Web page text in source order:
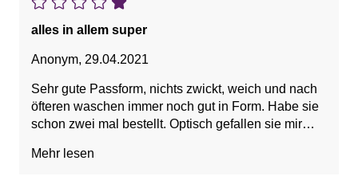
alles in allem super
Anonym, 29.04.2021
Sehr gute Passform, nichts zwickt, weich und nach
öfteren waschen immer noch gut in Form. Habe sie
schon zwei mal bestellt. Optisch gefallen sie mir
Leistung passt. Kann sie nur weiter empfehlen.
Mehr lesen